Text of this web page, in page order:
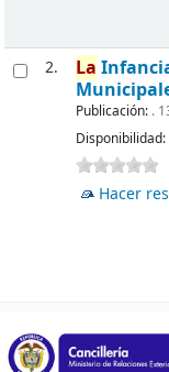
2. La
Publicación: .
Disponibilidad:
Hacer